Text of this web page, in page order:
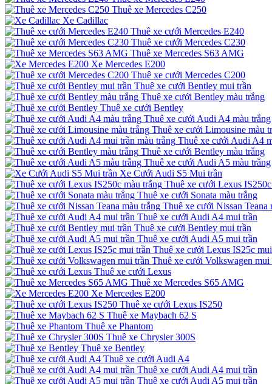
Thuê xe Mercedes C250
Xe Cadillac
Thuê xe cưới Mercedes E240
Thuê xe cưới Mercedes C230
Thuê xe Mercedes S63 AMG
Xe Mercedes E200
Thuê xe cưới Mercedes C200
Thuê xe cưới Bentley mui trần
Thuê xe cưới Bentley màu trắng
Thuê xe cưới Bentley
Thuê xe cưới Audi A4 màu trắng
Thuê xe cưới Limousine màu
Thuê xe cưới Audi A4
Thuê xe cưới Bentley màu trắng
Thuê xe cưới Audi A5 màu trắng
Xe Cưới Audi S5 Mui trần
Thuê xe cưới Lexus
Thuê xe cưới Sonata màu trắng
Thuê xe cưới Nissan Teana
Thuê xe cưới Audi A4 mui trần
Thuê xe cưới Bentley mui trần
Thuê xe cưới Audi A5 mui trần
Thuê xe cưới Lexus IS25c
Thuê xe cưới Volkswagen mui
Thuê xe cưới Lexus
Thuê xe Mercedes S65 AMG
Xe Mercedes E200
Thuê xe cưới Lexus IS250
Thuê xe Maybach 62 S
Thuê xe Phantom
Thuê xe Chrysler 300S
Thuê xe Bentley
Thuê xe cưới Audi A4
Thuê xe cưới Audi A4 mui trần
Thuê xe cưới Audi A5 mui trần